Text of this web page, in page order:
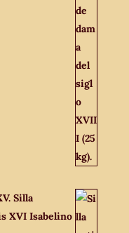
Silla
XVI Isabelino